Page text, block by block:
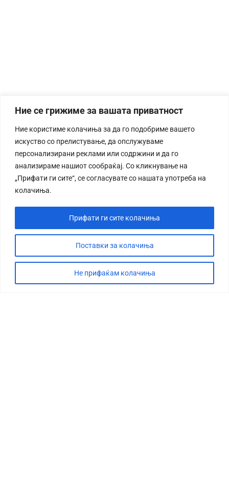
Ние се грижиме за вашата приватност
Ние користиме колачиња за да го подобриме вашето
искуство со прелистување, да опслужуваме
персонализирани реклами или содржини и да го
анализираме нашиот сообраќај. Со кликнување на
„Прифати ги сите“, се согласувате со нашата употреба на
колачиња.
Поставки за колачиња
Не прифаќам колачиња
Прифати ги сите колачиња